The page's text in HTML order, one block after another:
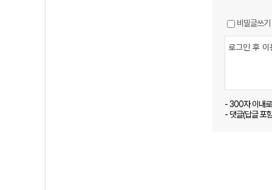
비밀글쓰기
- 300자 이내
- 댓글(답글 포